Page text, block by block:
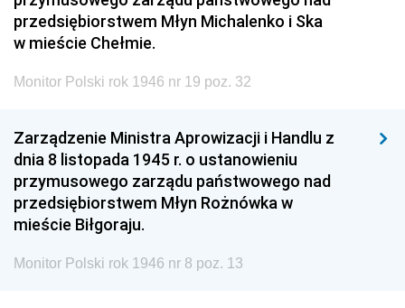
przedsiębiorstwem Młyn Michalenko i Ska
w mieście Chełmie.
Monitor Polski rok 1946 nr 19 poz. 32
Zarządzenie Ministra Aprowizacji i Handlu z
dnia 8 listopada 1945 r. o ustanowieniu
przymusowego zarządu państwowego nad
przedsiębiorstwem Młyn Rożnówka w
mieście Biłgoraju.
Monitor Polski rok 1946 nr 8 poz. 13